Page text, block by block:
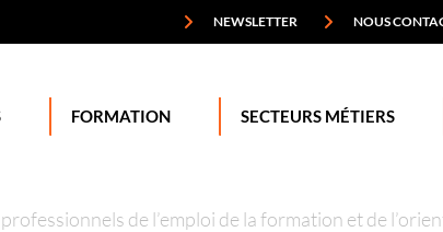
NEWSLETTER NOUS
FORMATION SECTEURS MÉTIERS
de l’emploi de la formation et de